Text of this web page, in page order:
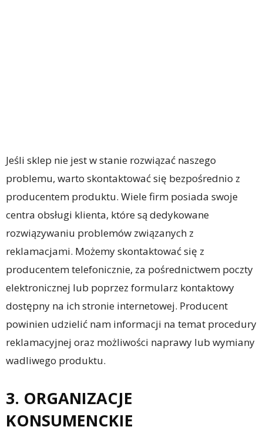
Jeśli sklep nie jest w stanie rozwiązać naszego
problemu, warto skontaktować się bezpośrednio z
producentem produktu. Wiele firm posiada swoje
centra obsługi klienta, które są dedykowane
rozwiązywaniu problemów związanych z
reklamacjami. Możemy skontaktować się z
producentem telefonicznie, za pośrednictwem poczty
elektronicznej lub poprzez formularz kontaktowy
dostępny na ich stronie internetowej. Producent
powinien udzielić nam informacji na temat procedury
reklamacyjnej oraz możliwości naprawy lub wymiany
wadliwego produktu.
3. ORGANIZACJE
KONSUMENCKIE